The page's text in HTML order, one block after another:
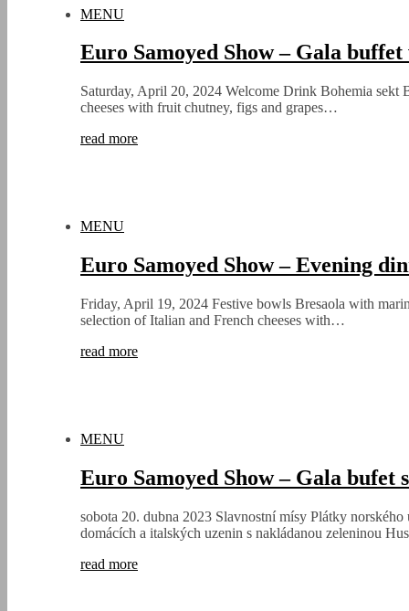
MENU
Euro Samoyed Show – Gala
Saturday, April 20, 2024 Welcome Drink Bohemia
cheeses with fruit chutney, figs and grapes…
read more
MENU
Euro Samoyed Show – Evening
Friday, April 19, 2024 Festive bowls Bresaola with
selection of Italian and French cheeses with…
read more
MENU
Euro Samoyed Show – Gala bufet
sobota 20. dubna 2023 Slavnostní mísy Plátky
domácích a italských uzenin s nakládanou zeleninou
read more